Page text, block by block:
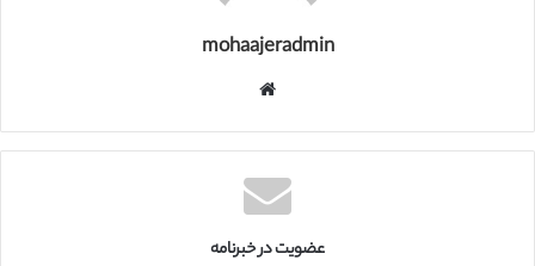
mohaajeradmin
س
ا
ی
عضویت در خبرنامه